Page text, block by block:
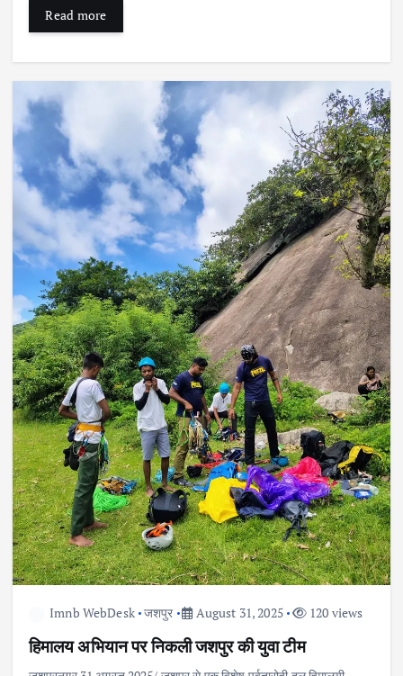
Read more
Imnb WebDesk जशपुर August 31, 2025 120 views
हिमालय अभियान पर निकली जशपुर की युवा टीम